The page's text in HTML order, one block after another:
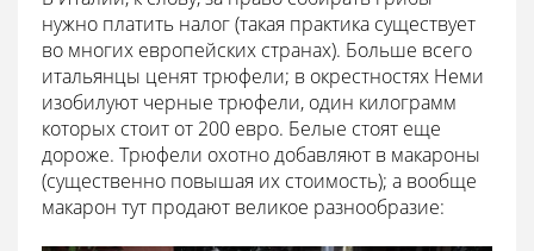
нужно платить налог (такая практика существует
во многих европейских странах). Больше всего
итальянцы ценят трюфели; в окрестностях Неми
изобилуют черные трюфели, один килограмм
которых стоит от 200 евро. Белые стоят еще
дороже. Трюфели охотно добавляют в макароны
(существенно повышая их стоимость); а вообще
макарон тут продают великое разнообразие: